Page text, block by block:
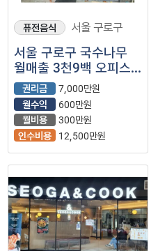
퓨전음식 서울 구로구
서울 구로구 국수나무
월매출 3천9백 오피스,
주택상권 매장입니다
권리금
7,000만원
월수익
600만원
월비용
300만원
인수비용
12,500만원